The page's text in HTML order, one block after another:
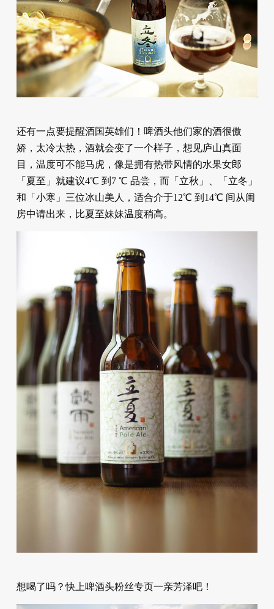
还有一点要提醒酒国英雄们！啤酒头他们家的酒很傲
娇，太冷太热，酒就会变了一个样子，想见庐山真面
目，温度可不能马虎，像是拥有热带风情的水果女郎
「夏至」就建议4℃ 到7 ℃ 品尝，而「立秋」、「立冬」
和「小寒」三位冰山美人，适合介于12℃ 到14℃ 间从闺
房中请出来，比夏至妹妹温度稍高。
想喝了吗？快上啤酒头粉丝专页一亲芳泽吧！